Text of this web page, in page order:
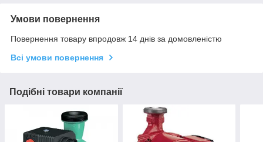
Умови повернення
Повернення товару впродовж 14 днів за домовленістю
Всі умови повернення
Подібні товари компанії